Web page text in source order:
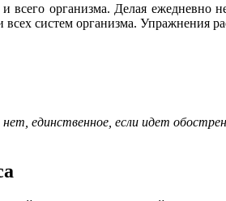
и всего организма. Делая
систем организма. Упражнения
единственное, если идет